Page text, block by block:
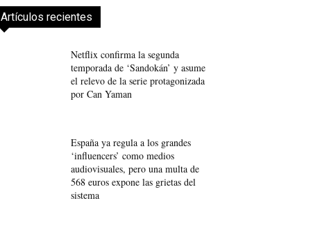
Artículos recientes
Netflix confirma la segunda
temporada de ‘Sandokán’ y asume
el relevo de la serie protagonizada
por Can Yaman
España ya regula a los grandes
‘influencers’ como medios
audiovisuales, pero una multa de
568 euros expone las grietas del
sistema